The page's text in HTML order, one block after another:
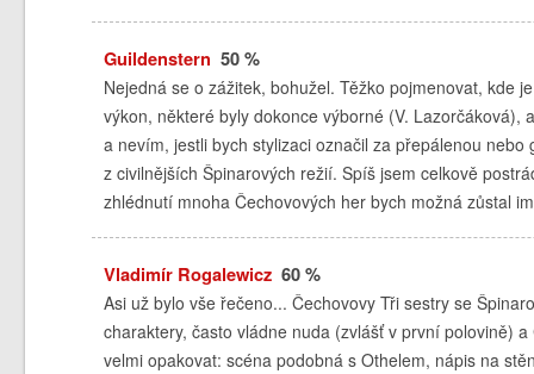
Guildenstern 50 %
Nejedná se o zážitek, bohužel. Těžko pojmenovat, kde
výkon, některé byly dokonce výborné (V.
a nevím, jestli bych stylizaci označil za přepálenou
z civilnějších Špinarových režií. Spíš jsem celkově
zhlédnutí mnoha Čechovových her bych možná zůstal
Vladimír Rogalewicz60 %
Asi už bylo vše řečeno... Čechovovy Tři sestry se
charaktery, často vládne nuda (zvlášť v první polovině)
velmi opakovat: scéna podobná s Othelem, nápis na